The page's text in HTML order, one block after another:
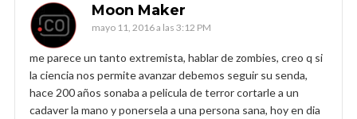
Moon Maker
mayo 11, 2016 a las 3:12 PM
me parece un tanto extremista, hablar de zombies, creo q si
la ciencia nos permite avanzar debemos seguir su senda,
hace 200 años sonaba a pelicula de terror cortarle a un
cadaver la mano y ponersela a una persona sana, hoy en dia